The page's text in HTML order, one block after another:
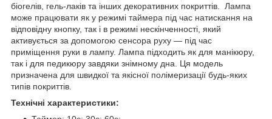
біогелів, гель-лаків та інших декоративних покриттів. Лампа
може працювати як у режимі таймера під час натискання на
відповідну кнопку, так і в режимі нескінченності, який
активується за допомогою сенсора руху — під час
приміщення руки в лампу. Лампа підходить як для манікюру,
так і для педикюру завдяки знімному дна. Ця модель
призначена для швидкої та якісної полімеризації будь-яких
типів покриттів.
Технічні характеристики: